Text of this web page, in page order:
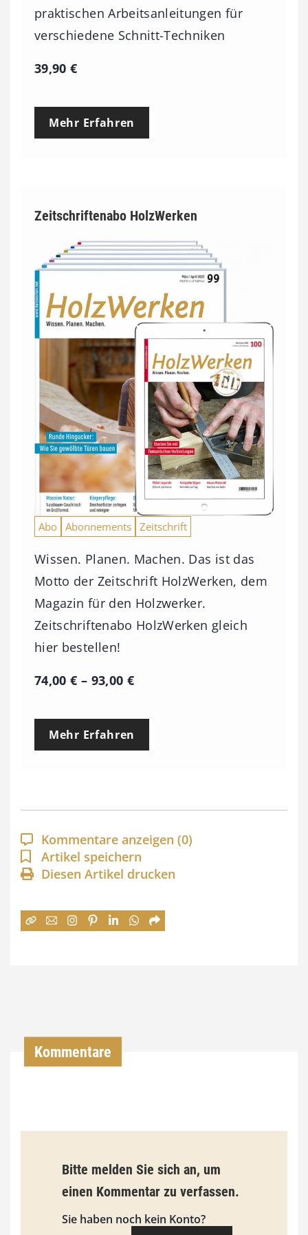
praktischen Arbeitsanleitungen für
verschiedene Schnitt-Techniken
39,90€
Mehr Erfahren
Zeitschriftenabo HolzWerken
Abo Abonnements Zeitschrift
Wissen. Planen. Machen. Das ist das
Motto der Zeitschrift HolzWerken, dem
Magazin für den Holzwerker.
Zeitschriftenabo HolzWerken gleich
hier bestellen!
74,00€ – 93,00 €P
e
p
a
n
n
:
9
3
0
Mehr Erfahren
Kommentare anzeigen (0)
Artikel speichern
Diesen Artikel drucken
Kommentare
Bitte melden Sie sich an, um
einen Kommentar zu verfassen.
Sie haben noch kein Konto?